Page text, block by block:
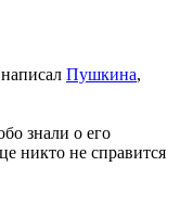
Пушкина,
знали о его
никто не справится